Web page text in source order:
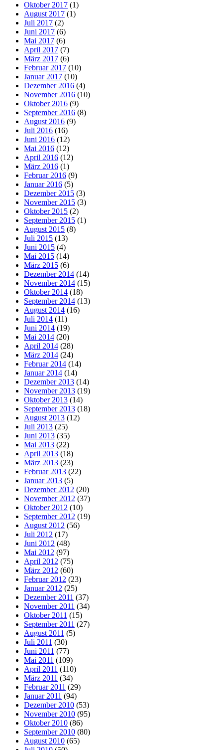
Oktober 2017 (1)
August 2017 (1)
Juli 2017 (2)
Juni 2017 (6)
Mai 2017 (6)
April 2017 (7)
März 2017 (6)
Februar 2017 (10)
Januar 2017 (10)
Dezember 2016 (4)
November 2016 (10)
Oktober 2016 (9)
September 2016 (8)
August 2016 (9)
Juli 2016 (16)
Juni 2016 (12)
Mai 2016 (12)
April 2016 (12)
März 2016 (1)
Februar 2016 (9)
Januar 2016 (5)
Dezember 2015 (3)
November 2015 (3)
Oktober 2015 (2)
September 2015 (1)
August 2015 (8)
Juli 2015 (13)
Juni 2015 (4)
Mai 2015 (14)
März 2015 (6)
Dezember 2014 (14)
November 2014 (15)
Oktober 2014 (18)
September 2014 (13)
August 2014 (16)
Juli 2014 (11)
Juni 2014 (19)
Mai 2014 (20)
April 2014 (28)
März 2014 (24)
Februar 2014 (14)
Januar 2014 (14)
Dezember 2013 (14)
November 2013 (19)
Oktober 2013 (14)
September 2013 (18)
August 2013 (12)
Juli 2013 (25)
Juni 2013 (35)
Mai 2013 (22)
April 2013 (18)
März 2013 (23)
Februar 2013 (22)
Januar 2013 (5)
Dezember 2012 (20)
November 2012 (37)
Oktober 2012 (10)
September 2012 (19)
August 2012 (56)
Juli 2012 (17)
Juni 2012 (48)
Mai 2012 (97)
April 2012 (75)
März 2012 (60)
Februar 2012 (23)
Januar 2012 (25)
Dezember 2011 (37)
November 2011 (34)
Oktober 2011 (15)
September 2011 (27)
August 2011 (5)
Juli 2011 (30)
Juni 2011 (77)
Mai 2011 (109)
April 2011 (110)
März 2011 (34)
Februar 2011 (29)
Januar 2011 (94)
Dezember 2010 (53)
November 2010 (95)
Oktober 2010 (86)
September 2010 (80)
August 2010 (65)